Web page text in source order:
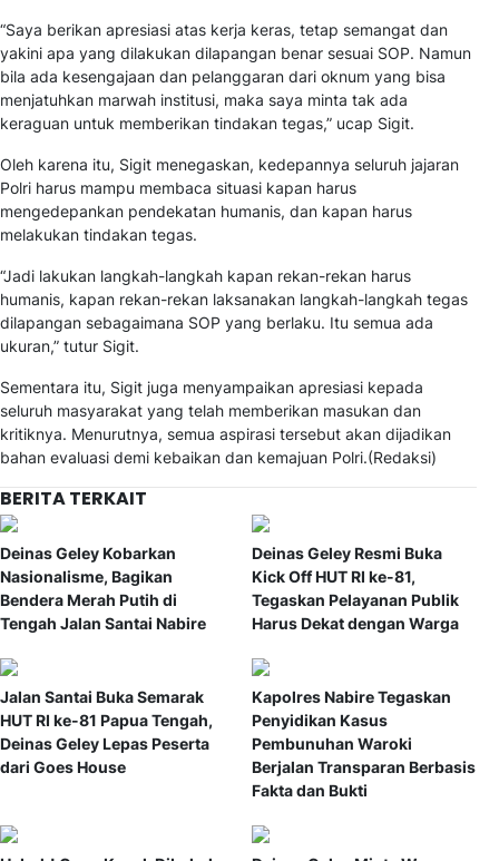
“Saya berikan apresiasi atas kerja keras, tetap semangat dan
yakini apa yang dilakukan dilapangan benar sesuai SOP. Namun
bila ada kesengajaan dan pelanggaran dari oknum yang bisa
menjatuhkan marwah institusi, maka saya minta tak ada
keraguan untuk memberikan tindakan tegas,” ucap Sigit.
Oleh karena itu, Sigit menegaskan, kedepannya seluruh jajaran
Polri harus mampu membaca situasi kapan harus
mengedepankan pendekatan humanis, dan kapan harus
melakukan tindakan tegas.
“Jadi lakukan langkah-langkah kapan rekan-rekan harus
humanis, kapan rekan-rekan laksanakan langkah-langkah tegas
dilapangan sebagaimana SOP yang berlaku. Itu semua ada
ukuran,” tutur Sigit.
Sementara itu, Sigit juga menyampaikan apresiasi kepada
seluruh masyarakat yang telah memberikan masukan dan
kritiknya. Menurutnya, semua aspirasi tersebut akan dijadikan
bahan evaluasi demi kebaikan dan kemajuan Polri.(Redaksi)
BERITA TERKAIT
Deinas Geley Kobarkan
Nasionalisme, Bagikan
Bendera Merah Putih di
Tengah Jalan Santai Nabire
Deinas Geley Resmi Buka
Kick Off HUT RI ke-81,
Tegaskan Pelayanan Publik
Harus Dekat dengan Warga
Jalan Santai Buka Semarak
HUT RI ke-81 Papua Tengah,
Deinas Geley Lepas Peserta
dari Goes House
Kapolres Nabire Tegaskan
Penyidikan Kasus
Pembunuhan Waroki
Berjalan Transparan Berbasis
Fakta dan Bukti